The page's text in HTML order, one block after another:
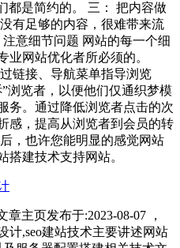
都是简约的。 三：
把内容做
有足够的内容，很难带来流
注意细节问题 网站的每一个细
业网站优化者所必须的。
链接、导航菜单指导浏览
浏览者，以便他们仅通织梦模
务。通过降低浏览者点击的次
感，提高从浏览者到会员的转
后，也许您能明显的感觉网站
搭建技术支持网站。
主页发布于:2023-08-07 ，
计,seo建站技术主要讲述网站